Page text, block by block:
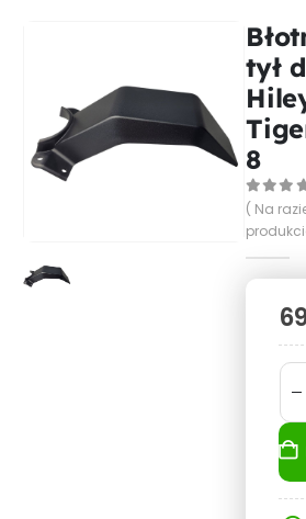
tył
8
0out
( Na